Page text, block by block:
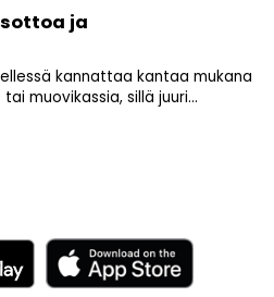
ja
kannattaa kantaa mukana
muovikassia, sillä juuri...